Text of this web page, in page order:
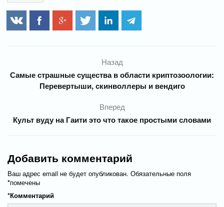
Назад
Самые страшные существа в области криптозоологии:
Перевертыши, скинволлеры и вендиго
Вперед
Культ вуду на Гаити это что такое простыми словами
Добавить комментарий
Ваш адрес email не будет опубликован. Обязательные поля
помечены
*
Комментарий
*